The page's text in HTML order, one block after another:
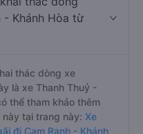
- Khánh Hòa từ
thác dòng xe
là xe Thanh Thuỷ -
thể tham khảo thêm
tại trang này: Xe
đi Cam Ranh - Khánh